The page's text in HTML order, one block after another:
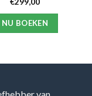
€299,00
NU BOEKEN